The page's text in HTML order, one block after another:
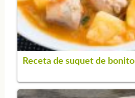
Receta de suquet de bonito